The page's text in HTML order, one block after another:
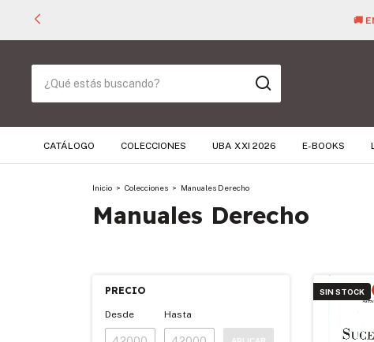
🚚
CATÁLOGO COLECCIONES UBA XXI 2026 E-BOOKS
Inicio > Colecciones > Manuales Derecho
Manuales Derecho
PRECIO
Desde Hasta
SIN STOCK